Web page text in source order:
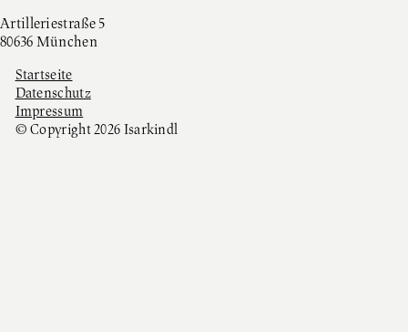
Artilleriestraße 5
80636 München
Startseite
Datenschutz
Impressum
© Copyright 2026 Isarkindl